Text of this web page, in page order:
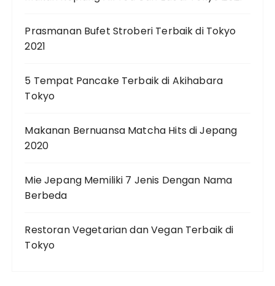
Prasmanan Bufet Stroberi Terbaik di Tokyo
2021
5 Tempat Pancake Terbaik di Akihabara
Tokyo
Makanan Bernuansa Matcha Hits di Jepang
2020
Mie Jepang Memiliki 7 Jenis Dengan Nama
Berbeda
Restoran Vegetarian dan Vegan Terbaik di
Tokyo